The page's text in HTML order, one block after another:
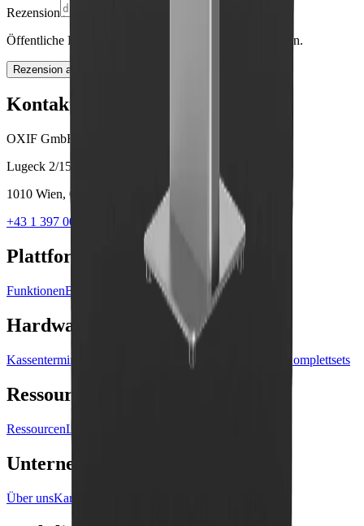
Rezension
Öffentliche Rezensionen zeigen nur Ihren Anzeigenamen.
Rezension absenden
Kontakt
OXIF GmbH
Lugeck 2/15
1010 Wien, Österreich
+43 1 397 00 07
office@lonio.io
Plattform
FunktionenBranchen Hardware
Hardware & Shop
Kassenterminals Barcode-Scanner Komplettsets
Ressourcen
RessourcenLeitfäden und FAQs
Unternehmen
Über unsKarriere